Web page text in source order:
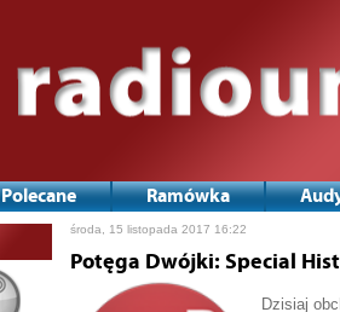
Polecane Ramówka
środa, 15 listopada 2017 16:22
Potęga Dwójki: Special
Dzisiaj